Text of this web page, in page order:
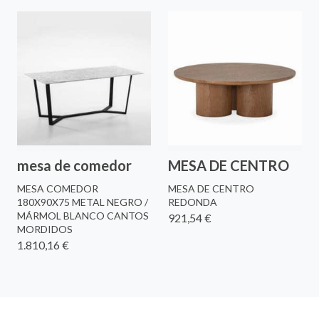
mesa de comedor
MESA COMEDOR
180X90X75 METAL NEGRO /
MÁRMOL BLANCO CANTOS
MORDIDOS
1.810,16 €
MESA DE CENTRO
MESA DE CENTRO
REDONDA
921,54 €